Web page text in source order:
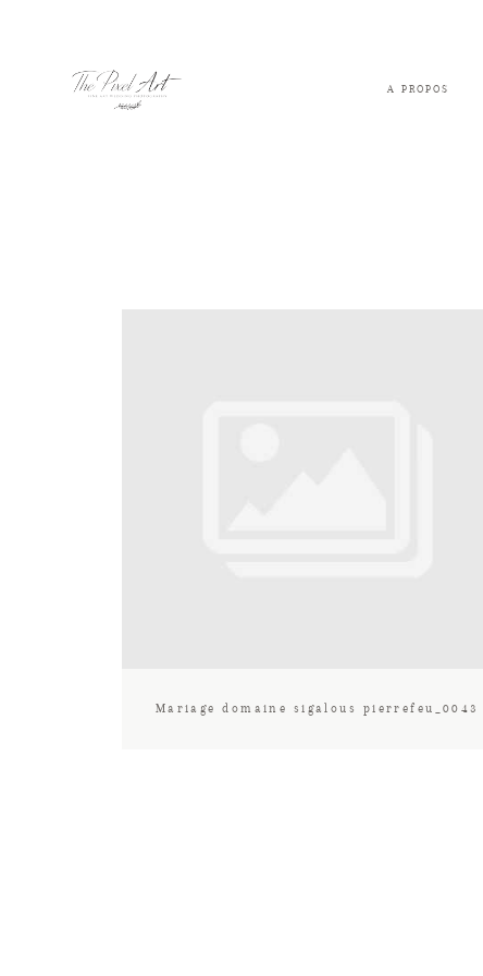
A PROPOS
Mariage domaine sigalous pierrefeu_0043